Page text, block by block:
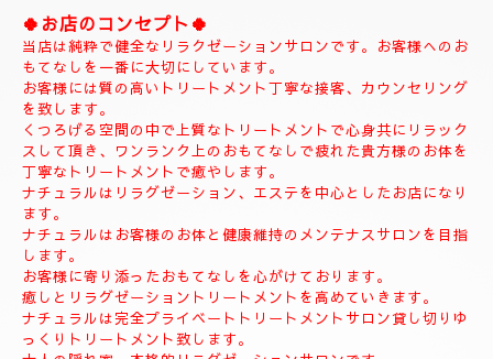
📱初めての方はお電話お願い致します。📱
(ご新規様)
◆お名前
◆希望コース
◆希望のお時間
📱😊ご予約のお客様のみ24時間SMSご予約可能でございます。
お名前、希望コース、希望お時間を必ず入れてメールください。
お客様、SMSのご予約、お問い合わせの遅いお時間のメールは全
て次の朝にメール致します。
当店は現金のみになります。
クレジットカードは使えません。
❖❖❖❖❖❖❖❖❖❖❖❖❖❖
🍀お店のコンセプト🍀
当店は純粋で健全なリラクゼーションサロンです。お客様へのお